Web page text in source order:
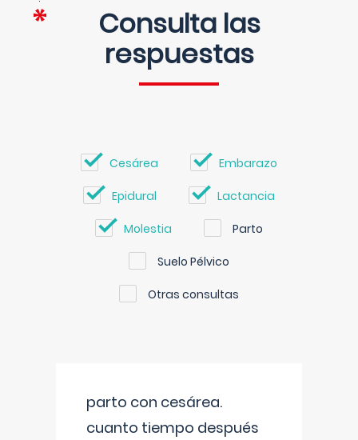
Consulta las
respuestas
Cesárea Embarazo
Epidural Lactancia
Molestia Parto
Suelo Pélvico
Otras consultas
parto con cesárea.
cuanto tiempo después